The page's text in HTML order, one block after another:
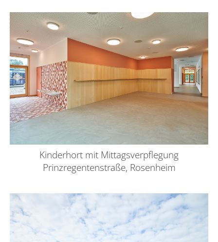
Kinderhort mit Mittagsverpflegung
Prinzregentenstraße, Rosenheim